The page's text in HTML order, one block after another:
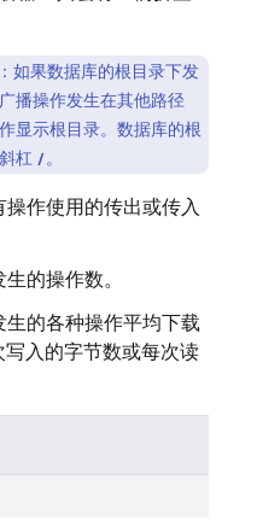
：如果数据库的根目录下发
播操作发生在其他路径
显示根目录。数据库的根
杠 /。
作使用的传出或传入
的操作数。
的各种操作平均下载
入的字节数或每次读